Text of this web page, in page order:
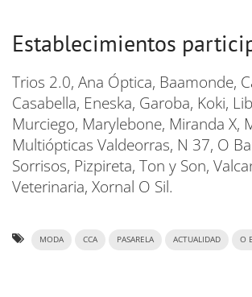
Establecimientos
Trios 2.0, Ana Óptica, Baamonde,
Casabella, Eneska, Garoba, Koki,
Murciego, Marylebone, Miranda X,
Multiópticas Valdeorras, N 37, O
Sorrisos, Pizpireta, Ton y Son,
Veterinaria, Xornal O Sil.
MODA CCA PASARELA ACTUALIDAD O